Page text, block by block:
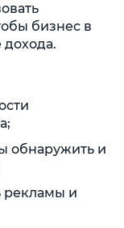
бизнес в
обнаружить и
рекламы и